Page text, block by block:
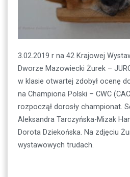
3.02.2019 r na 42 Krajowej
Dworze Mazowiecki Żurek –
w klasie otwartej zdobył ocenę
na Championa Polski – CWC
rozpoczął dorosły championat.
Aleksandra Tarczyńska-Mizak
Dorota Dziekońska. Na zdjęciu
wystawowych trudach.